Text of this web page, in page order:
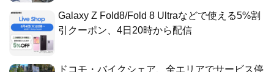
Galaxy Z Fold8/Fold 8 Ultraなどで使える5%割
引クーポン、4日20時から配信
ドコモ・バイクシェア、全エリアでサービス停